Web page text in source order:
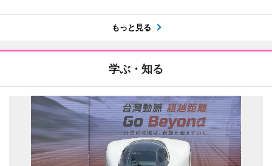
もっと見る
学ぶ・知る